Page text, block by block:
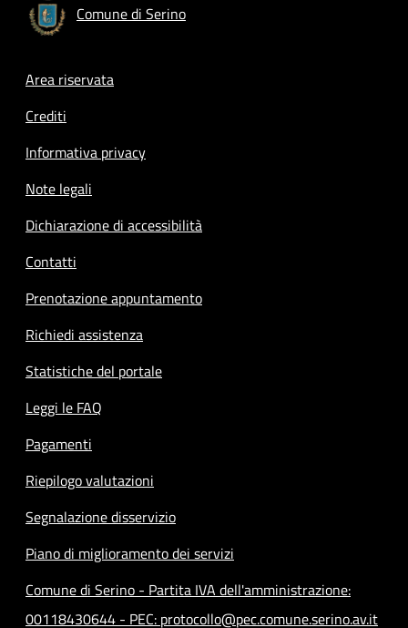
Comune di Serino
Footer menu
Area riservata
Crediti
Informativa privacy
Note legali
Dichiarazione di accessibilità
Contatti
Prenotazione appuntamento
Richiedi assistenza
Statistiche del portale
Leggi le FAQ
Pagamenti
Riepilogo valutazioni
Segnalazione disservizio
Piano di miglioramento dei servizi
Comune di Serino - Partita IVA dell'amministrazione:
00118430644 - PEC: protocollo@pec.comune.serino.av.it